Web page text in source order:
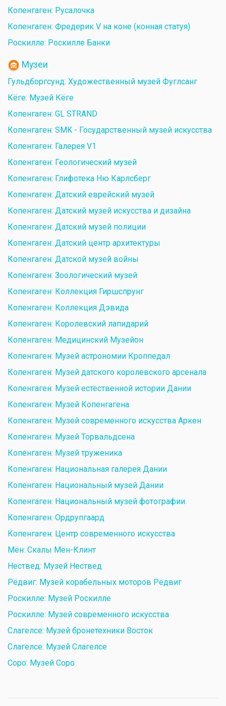
Копенгаген: Русалочка
Копенгаген: Фредерик V на коне (конная статуя)
Роскилле: Роскилле Банки
Музеи
Гульдборгсунд: Художественный музей Фуглсанг
Кёге: Музей Кёге
Копенгаген: GL STRAND
Копенгаген: SMK - Государственный музей искусства
Копенгаген: Галерея V1
Копенгаген: Геологический музей
Копенгаген: Глифотека Ню Карлсберг
Копенгаген: Датский еврейский музей
Копенгаген: Датский музей искусства и дизайна
Копенгаген: Датский музей полиции
Копенгаген: Датский центр архитектуры
Копенгаген: Датской музей войны
Копенгаген: Зоологический музей
Копенгаген: Коллекция Гиршспрунг
Копенгаген: Коллекция Дэвида
Копенгаген: Королевский лапидарий
Копенгаген: Медицинский Музейон
Копенгаген: Музей астрономии Кроппедал
Копенгаген: Музей датского королевского арсенала
Копенгаген: Музей естественной истории Дании
Копенгаген: Музей Копенгагена
Копенгаген: Музей современного искусства Аркен
Копенгаген: Музей Торвальдсена
Копенгаген: Музей труженика
Копенгаген: Национальная галерея Дании
Копенгаген: Национальный музей Дании
Копенгаген: Национальный музей фотографии
Копенгаген: Ордрупгаард
Копенгаген: Центр современного искусства
Мён: Скалы Мён-Клинт
Нествед: Музей Нествед
Рёдвиг: Музей корабельных моторов Рёдвиг
Роскилле: Музей Роскилле
Роскилле: Музей современного искусства
Слагелсе: Музей бронетехники Восток
Слагелсе: Музей Слагелсе
Соро: Музей Соро